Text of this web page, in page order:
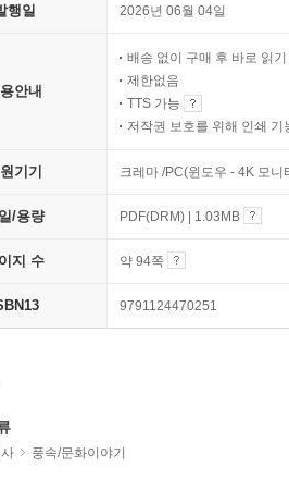
행일 2026년 06월 04일
안내
배송 없이 구매 후 바로 읽기
제한없음
TTS 가능
저작권 보호를 위해 인쇄 기
기기 크레마 /PC(윈도우 - 4K 모
/용량 PDF(DRM) | 1.03MB
지 수 약 94쪽
9791124470251
풍속/문화이야기